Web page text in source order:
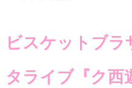
ビスケットブ
タライブ『ク西